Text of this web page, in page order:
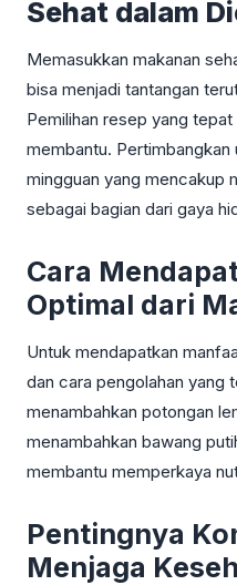
Sehat dalam
Memasukkan makanan
bisa menjadi tantangan
Pemilihan resep yang
membantu. Pertimbangkan
mingguan yang mencakup
sebagai bagian dari gaya
Cara
Optimal dari
Untuk mendapatkan
dan cara pengolahan yang
menambahkan potongan
menambahkan bawang
membantu memperkaya
Pentingnya
Menjaga